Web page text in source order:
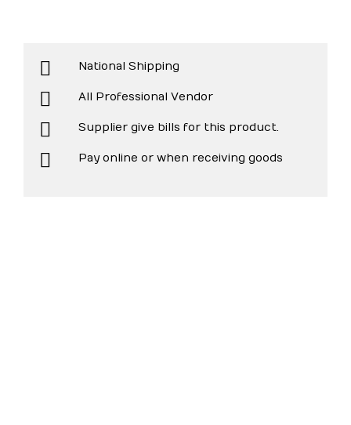
National Shipping
All Professional Vendor
Supplier give bills for this product.
Pay online or when receiving goods